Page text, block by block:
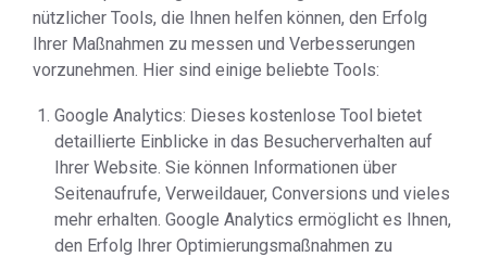
nützlicher Tools, die Ihnen helfen können, den Erfolg
Ihrer Maßnahmen zu messen und Verbesserungen
vorzunehmen. Hier sind einige beliebte Tools:
Google Analytics: Dieses kostenlose Tool bietet
detaillierte Einblicke in das Besucherverhalten auf
Ihrer Website. Sie können Informationen über
Seitenaufrufe, Verweildauer, Conversions und vieles
mehr erhalten. Google Analytics ermöglicht es Ihnen,
den Erfolg Ihrer Optimierungsmaßnahmen zu